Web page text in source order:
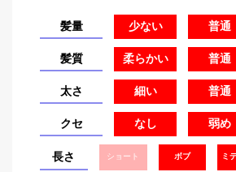
髪量 少ない 普通
髪質 柔らかい 普通
太さ 細い 普通
クセ なし 弱め
長さ ショート ボブ ミ